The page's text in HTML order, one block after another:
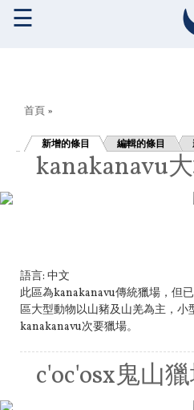
☰
您在這裡
首頁 »
新增的條目 編輯的條目
kanakanavu
語言: 中文
此區為kanakanavu傳統獵場，但
區大型動物以山豬及山羌為主，小
kanakanavu次要獵場。
c'oc'osx鬼山